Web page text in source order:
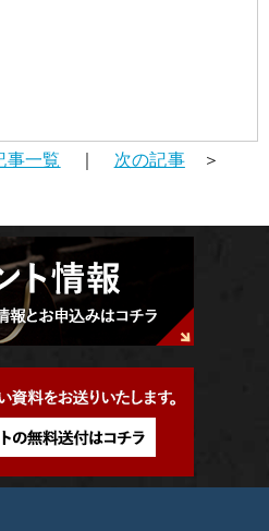
て
学併修制度
講師の腕自慢
動画紹介
パス 資料請求
い合わせ
事一覧 ｜ 次の記事＞